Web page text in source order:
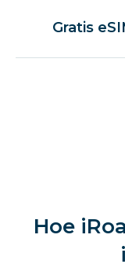
Gratis
Hoe